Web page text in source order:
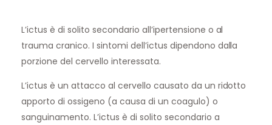
L’ictus è di solito secondario all’ipertensione o al
trauma cranico. I sintomi dell’ictus dipendono dalla
porzione del cervello interessata.
L’ictus è un attacco al cervello causato da un ridotto
apporto di ossigeno (a causa di un coagulo) o
sanguinamento. L’ictus è di solito secondario a